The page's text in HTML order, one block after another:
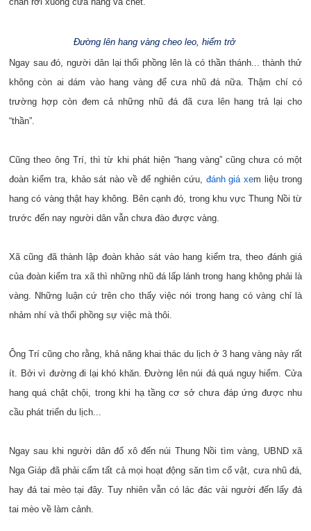
Đường lên hang vàng cheo leo, hiểm trở
Ngay sau đó, người dân lại thổi phồng lên là có thần thánh... thành thử
không còn ai dám vào hang vàng để cưa nhũ đá nữa. Thậm chí có
trường hợp còn đem cả những nhũ đá đã cưa lên hang trả lại cho
“thần”.
Cũng theo ông Trí, thì từ khi phát hiện “hang vàng” cũng chưa có một
đoàn kiểm tra, khảo sát nào về để nghiên cứu, đánh giá xem liệu trong
hang có vàng thật hay không. Bên cạnh đó, trong khu vực Thung Nồi từ
trước đến nay người dân vẫn chưa đào được vàng.
Xã cũng đã thành lập đoàn khảo sát vào hang kiểm tra, theo đánh giá
của đoàn kiểm tra xã thì những nhũ đá lấp lánh trong hang không phải là
vàng. Những luận cứ trên cho thấy việc nói trong hang có vàng chỉ là
nhảm nhí và thổi phồng sự việc mà thôi.
Ông Trí cũng cho rằng, khả năng khai thác du lịch ở 3 hang vàng này rất
ít. Bởi vì đường đi lại khó khăn. Đường lên núi đá quá nguy hiểm. Cửa
hang quá chật chội, trong khi hạ tầng cơ sở chưa đáp ứng được nhu
cầu phát triển du lịch...
Ngay sau khi người dân đổ xô đến núi Thung Nồi tìm vàng, UBND xã
Nga Giáp đã phải cấm tất cả mọi hoạt động săn tìm cổ vật, cưa nhũ đá,
hay đá tai mèo tại đây. Tuy nhiên vẫn có lác đác vài người đến lấy đá
tai mèo về làm cảnh.